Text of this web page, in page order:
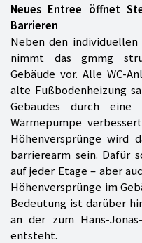
Neues Entree öffnet
Barrieren
Neben den individuellen
nimmt das gmmg
Gebäude vor. Alle WC-
alte Fußbodenheizung
Gebäudes durch eine
Wärmepumpe
Höhenversprünge wird
barrierearm sein. Dafür
auf jeder Etage – aber
Höhenversprünge im
Bedeutung ist darüber
an der zum Hans-
entsteht.